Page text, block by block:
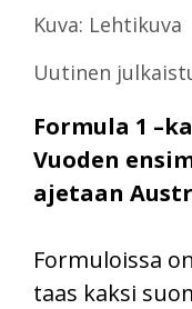
Kuva: Lehtikuva
Uutinen
Formula 1
Vuoden
ajetaan
Formuloissa
taas kaksi